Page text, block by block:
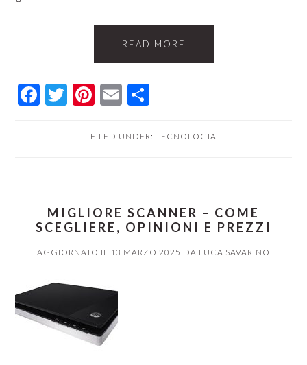
READ MORE
Facebook
Twitter
Pinterest
Email
FILED UNDER: TECNOLOGIA
MIGLIORE SCANNER – COME
SCEGLIERE, OPINIONI E PREZZI
AGGIORNATO IL 13 MARZO 2025 DA LUCA SAVARINO